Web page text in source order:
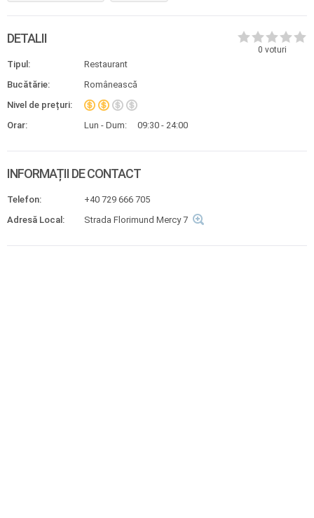
0 voturi
DETALII
Tipul:
Restaurant
Bucătărie:
Românească
Nivel de prețuri:
Orar:
Lun - Dum: 09:30 - 24:00
INFORMAȚII DE CONTACT
Telefon:
+40 729 666 705
Adresă Local:
Strada Florimund Mercy 7